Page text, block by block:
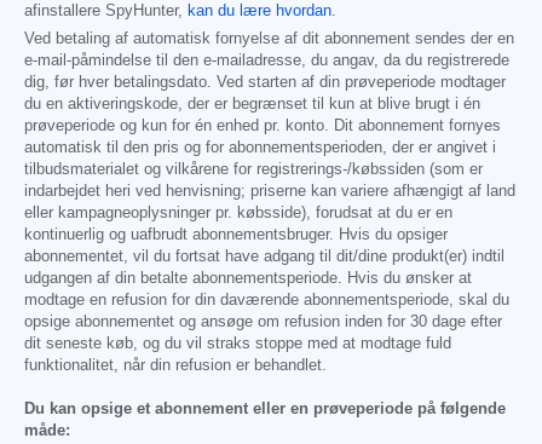
afinstallere SpyHunter, kan du lære hvordan.
Ved betaling af automatisk fornyelse af dit abonnement sendes der en
e-mail-påmindelse til den e-mailadresse, du angav, da du registrerede
dig, før hver betalingsdato. Ved starten af din prøveperiode modtager
du en aktiveringskode, der er begrænset til kun at blive brugt i én
prøveperiode og kun for én enhed pr. konto. Dit abonnement fornyes
automatisk til den pris og for abonnementsperioden, der er angivet i
tilbudsmaterialet og vilkårene for registrerings-/købssiden (som er
indarbejdet heri ved henvisning; priserne kan variere afhængigt af land
eller kampagneoplysninger pr. købsside), forudsat at du er en
kontinuerlig og uafbrudt abonnementsbruger. Hvis du opsiger
abonnementet, vil du fortsat have adgang til dit/dine produkt(er) indtil
udgangen af din betalte abonnementsperiode. Hvis du ønsker at
modtage en refusion for din daværende abonnementsperiode, skal du
opsige abonnementet og ansøge om refusion inden for 30 dage efter
dit seneste køb, og du vil straks stoppe med at modtage fuld
funktionalitet, når din refusion er behandlet.
Du kan opsige et abonnement eller en prøveperiode på følgende
måde: